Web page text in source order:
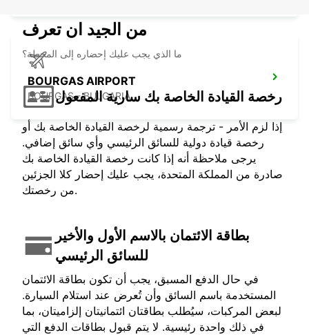
BOURGAS AIRPORT
BOURGAS - BULGARIA
من الجيد ان تعرف
ما الذي يجب عليك إحضاره إلى المحطة؟
رخصة القيادة الخاصة بك سارية المفعول
إذا لزم الأمر - ترجمة رسمية لرخصة القيادة الخاصة بك أو
رخصة قيادة دولية للسائق الرئيسي وأي سائق إضافي.
يرجى ملاحظة أنه إذا كانت رخصة القيادة الخاصة بك
صادرة من المملكة المتحدة، يجب عليك إحضار كلا الجزئين
من رخصتك.
بطاقة الائتمان بالاسم الأول والأخير
للسائق الرئيسي
في حال الدفع المسبق، يجب أن تكون بطاقة الائتمان
المستخدمة باسم السائق وأن تُعرض عند استلام السيارة.
لبعض المركبات، سيُطلب بطاقتان ائتمانيتان إلزاميتان، بما
في ذلك واحدة رئيسية. لا يتم قبول بطاقات الدفع التي